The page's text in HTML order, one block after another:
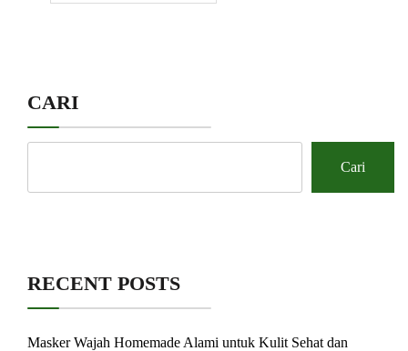
CARI
Cari
RECENT POSTS
Masker Wajah Homemade Alami untuk Kulit Sehat dan